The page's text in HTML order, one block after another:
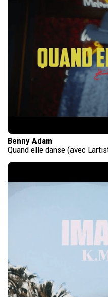
Benny Adam
Quand elle danse (avec